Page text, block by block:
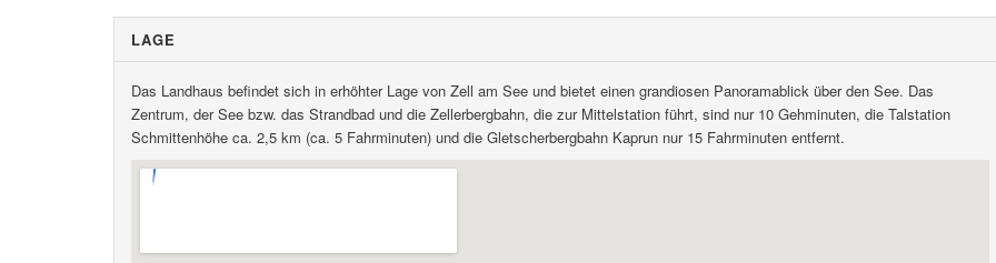
LAGE
Das Landhaus befindet sich in erhöhter Lage von Zell am See und bietet einen grandiosen Panoramablick über den See. Das
Zentrum, der See bzw. das Strandbad und die Zellerbergbahn, die zur Mittelstation führt, sind nur 10 Gehminuten, die Talstation
Schmittenhöhe ca. 2,5 km (ca. 5 Fahrminuten) und die Gletscherbergbahn Kaprun nur 15 Fahrminuten entfernt.